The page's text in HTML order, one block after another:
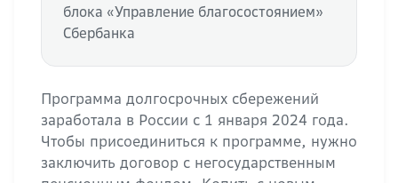
блока «Управление благосостоянием»
Сбербанка
Программа долгосрочных сбережений
заработала в России с 1 января 2024 года.
Чтобы присоединиться к программе, нужно
заключить договор с негосударственным